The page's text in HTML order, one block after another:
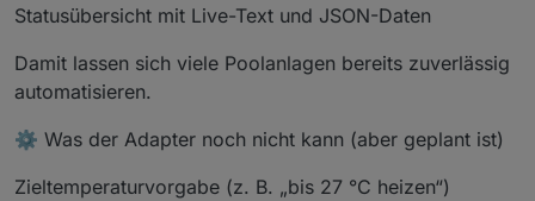
Statusübersicht mit Live-Text und JSON-Daten
Damit lassen sich viele Poolanlagen bereits zuverlässig
automatisieren.
⚙️ Was der Adapter noch nicht kann (aber geplant ist)
Zieltemperaturvorgabe (z. B. „bis 27 °C heizen“)